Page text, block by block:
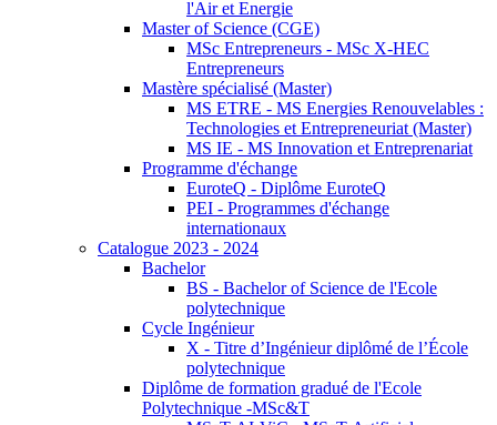
l'Air et Energie
Master of Science (CGE)
MSc Entrepreneurs - MSc X-HEC
Entrepreneurs
Mastère spécialisé (Master)
MS ETRE - MS Energies Renouvelables :
Technologies et Entrepreneuriat (Master)
MS IE - MS Innovation et Entreprenariat
Programme d'échange
EuroteQ - Diplôme EuroteQ
PEI - Programmes d'échange
internationaux
Catalogue 2023 - 2024
Bachelor
BS - Bachelor of Science de l'Ecole
polytechnique
Cycle Ingénieur
X - Titre d’Ingénieur diplômé de l’École
polytechnique
Diplôme de formation gradué de l'Ecole
Polytechnique -MSc&T